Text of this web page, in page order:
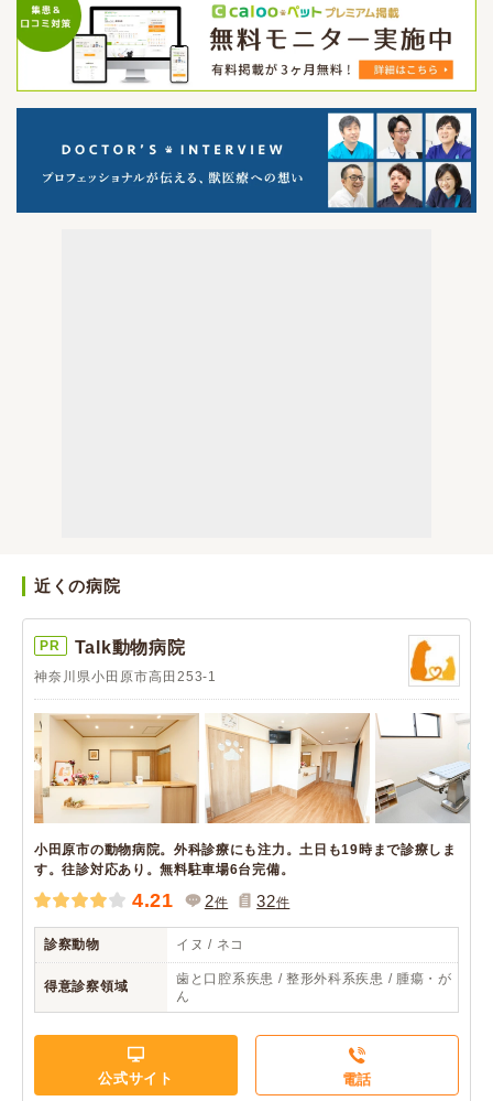
近くの病院
PR Talk動物病院
神奈川県小田原市高田253-1
小田原市の動物病院。外科診療にも注力。土日も19時まで診療しま
す。往診対応あり。無料駐車場6台完備。
4.21 2件 32件
診察動物 イヌ / ネコ
得意診察領域
歯と口腔系疾患 / 整形外科系疾患 / 腫瘍・が
ん
公式サイト 電話